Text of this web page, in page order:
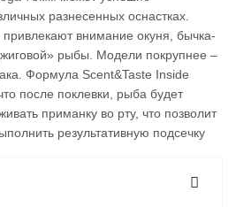
разнесенных оснастках.
внимание окуня, бычка-
рыбы. Модели покрупнее –
Формула Scent&Taste Inside
после поклевки, рыба будет
приманку во рту, что позволит
результативную подсечку